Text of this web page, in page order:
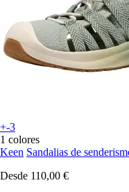
+-3
1 colores
Keen Sandalias de
Desde 110,00 €